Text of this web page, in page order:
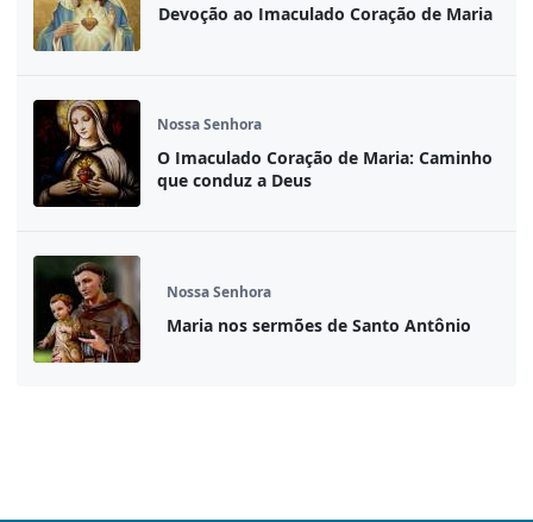
Devoção ao Imaculado Coração de Maria
Nossa Senhora
O Imaculado Coração de Maria: Caminho
que conduz a Deus
Nossa Senhora
Maria nos sermões de Santo Antônio